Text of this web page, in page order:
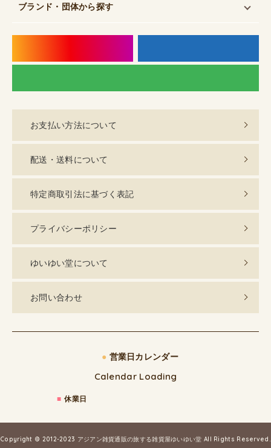
ブランド・団体から探す
お支払い方法について
配送・送料について
特定商取引法に基づく表記
プライバシーポリシー
ゆいゆい堂について
お問い合わせ
● 営業日カレンダー
Calendar Loading
■ 休業日
Copyright © 2012-2023 アジアン雑貨通販の旅する雑貨屋ゆいゆい堂 All Rights Reserved.